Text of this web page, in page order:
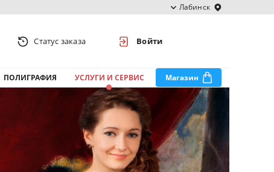
Лабинск
Статус заказа Войти
ПОЛИГРАФИЯ УСЛУГИ И СЕРВИС Магазин